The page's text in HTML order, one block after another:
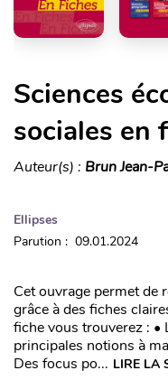
Sciences
sociales en
Auteur(s) : Brun Jean-
Ellipses
Parution : 09.01.2024
Cet ouvrage permet de
grâce à des fiches
fiche vous trouverez : •
principales notions à
Des focus po... LIRE LA